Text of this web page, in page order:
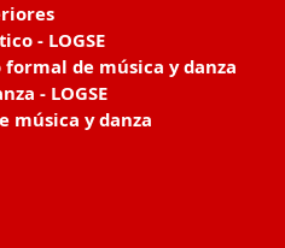
- LOGSE
formal de música y danza
- LOGSE
música y danza